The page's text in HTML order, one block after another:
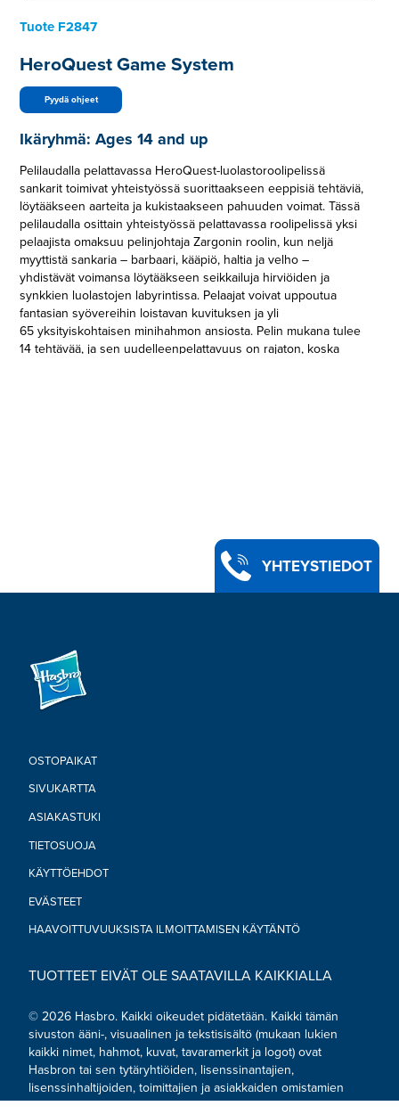
Tuote F2847
HeroQuest Game System
Pyydä ohjeet
Ikäryhmä: Ages 14 and up
Pelilaudalla pelattavassa HeroQuest-luolastoroolipelissä
sankarit toimivat yhteistyössä suorittaakseen eeppisiä tehtäviä,
löytääkseen aarteita ja kukistaakseen pahuuden voimat. Tässä
pelilaudalla osittain yhteistyössä pelattavassa roolipelissä yksi
pelaajista omaksuu pelinjohtaja Zargonin roolin, kun neljä
myyttistä sankaria – barbaari, kääpiö, haltia ja velho –
yhdistävät voimansa löytääkseen seikkailuja hirviöiden ja
synkkien luolastojen labyrintissa. Pelaajat voivat uppoutua
fantasian syövereihin loistavan kuvituksen ja yli
65 yksityiskohtaisen minihahmon ansiosta. Pelin mukana tulee
14 tehtävää, ja sen uudelleenpelattavuus on rajaton, koska
YHTEYSTIEDOT
OSTOPAIKAT
SIVUKARTTA
ASIAKASTUKI
TIETOSUOJA
KÄYTTÖEHDOT
EVÄSTEET
HAAVOITTUVUUKSISTA ILMOITTAMISEN KÄYTÄNTÖ
TUOTTEET EIVÄT OLE SAATAVILLA KAIKKIALLA
© 2026 Hasbro. Kaikki oikeudet pidätetään. Kaikki tämän
sivuston ääni-, visuaalinen ja tekstisisältö (mukaan lukien
kaikki nimet, hahmot, kuvat, tavaramerkit ja logot) ovat
Hasbron tai sen tytäryhtiöiden, lisenssinantajien,
lisenssinhaltijoiden, toimittajien ja asiakkaiden omistamien
tavaramerkkien, tekijänoikeuksien ja muiden